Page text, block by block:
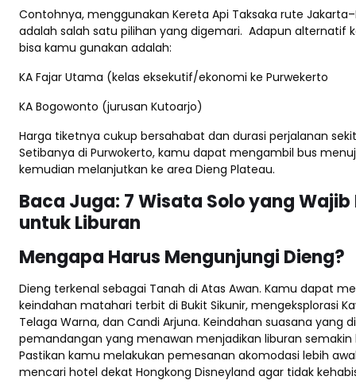
Contohnya, menggunakan Kereta Api Taksaka rute
adalah salah satu pilihan yang digemari. Adapun alternatif
bisa kamu gunakan adalah:
KA Fajar Utama (kelas eksekutif/ekonomi ke Purwekerto
KA Bogowonto (jurusan Kutoarjo)
Harga tiketnya cukup bersahabat dan durasi perjalanan
Setibanya di Purwokerto, kamu dapat mengambil bus
kemudian melanjutkan ke area Dieng Plateau.
Baca Juga: 7 Wisata Solo yang
untuk Liburan
Mengapa Harus Mengunjungi Dieng?
Dieng terkenal sebagai Tanah di Atas Awan. Kamu dapat
keindahan matahari terbit di Bukit Sikunir, mengeksplorasi
Telaga Warna, dan Candi Arjuna. Keindahan suasana yang
pemandangan yang menawan menjadikan liburan semakin
Pastikan kamu melakukan pemesanan akomodasi lebih
mencari hotel dekat Hongkong Disneyland agar tidak